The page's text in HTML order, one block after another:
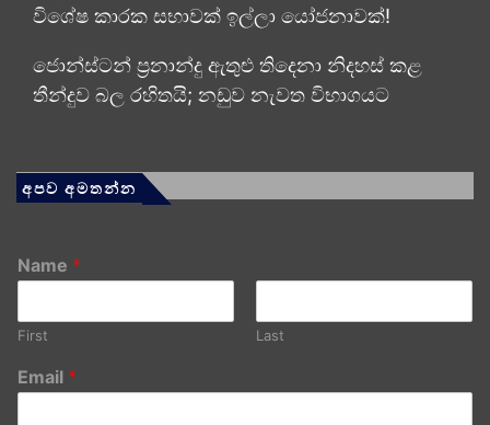
විශේෂ කාරක සභාවක් ඉල්ලා යෝජනාවක්!
ජොන්ස්ටන් ප්‍රනාන්දු ඇතුළු තිදෙනා නිදහස් කළ
තීන්දුව බල රහිතයි; නඩුව නැවත විභාගයට
අපව අමතන්න
Name *
First Last
Email *